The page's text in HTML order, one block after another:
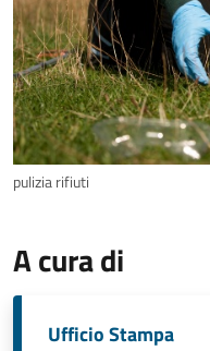
pulizia rifiuti
A cura di
Ufficio Stampa